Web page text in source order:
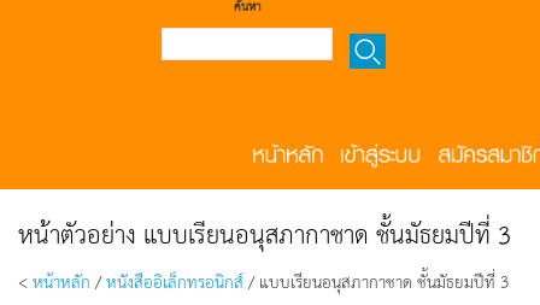
ค้นหา
หน้าตัวอย่าง แบบเรียนอนุสภากาชาด ชั้นมัธยมปีที่ 3
<หน้าหลัก /หนังสืออิเล็กทรอนิกส์/ แบบเรียนอนุสภากาชาด ชั้นมัธยมปีที่ 3